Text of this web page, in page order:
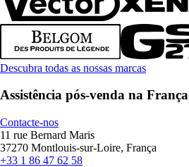
Descubra todas as nossas marcas
Assistência pós-venda na França
Contacte-nos
11 rue Bernard Maris
37270 Montlouis-sur-Loire, França
+33 1 86 47 62 58